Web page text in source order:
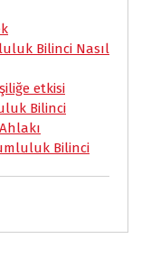
L
i
n
k
e
Bilinci Nasıl
etkisi
Bilinci
Bilinci